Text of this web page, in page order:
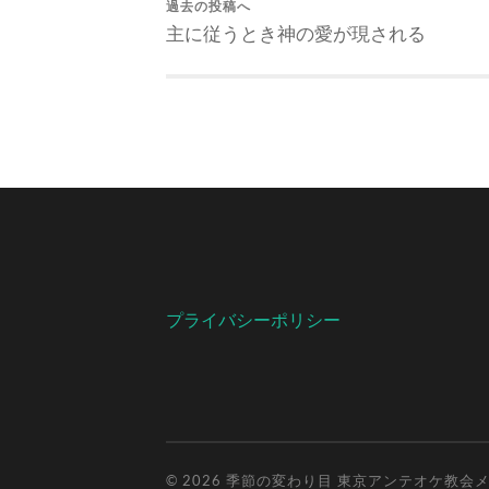
過去の投稿へ
主に従うとき神の愛が現される
プライバシーポリシー
© 2026 季節の変わり目 東京アンテオケ教会